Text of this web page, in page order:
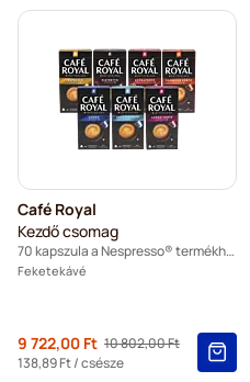
Café Royal
Kezdő csomag
70 kapszula a Nespresso® termékhez
Feketekávé
Regular Price
10 802,00 Ft
As low as
9 722,00 Ft
138,89 Ft/ csésze